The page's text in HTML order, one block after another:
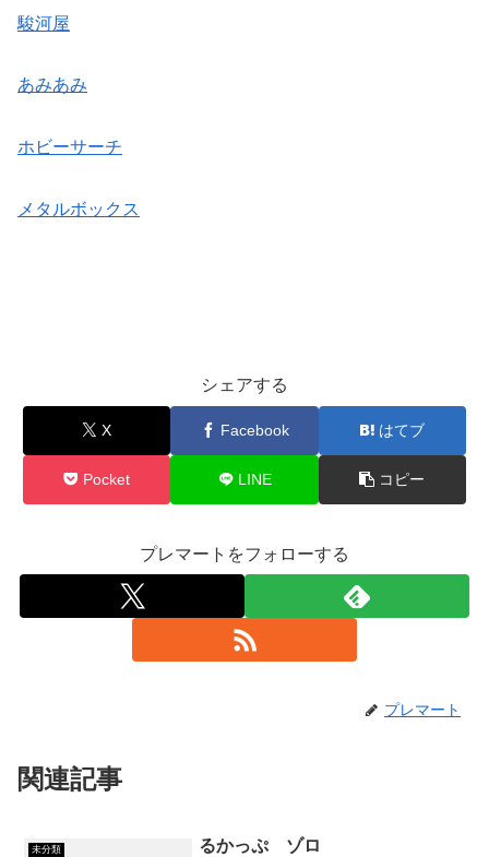
駿河屋
あみあみ
ホビーサーチ
メタルボックス
シェアする
X Facebook はてブ
Pocket LINE コピー
プレマートをフォローする
プレマート
関連記事
未分類 るかっぷ ゾロ